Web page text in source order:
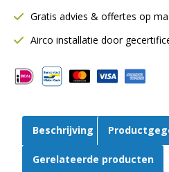
spiraalbuis
aantal
Gratis advies & offertes op
Airco installatie door
Beschrijving
Gerelateerde producten